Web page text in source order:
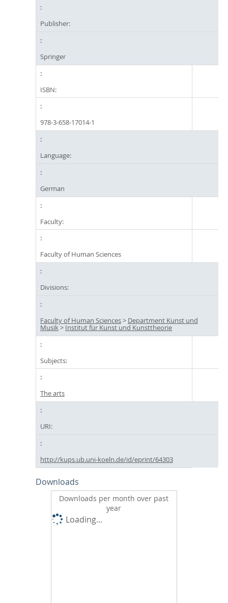
Publisher:
Springer
ISBN:
978-3-658-17014-1
Language:
German
Faculty:
Faculty of Human Sciences
Divisions:
Faculty of Human Sciences> Department Kunst und
Musik> Institut für Kunst und Kunsttheorie
Subjects:
The arts
URI:
http://kups.ub.uni-koeln.de/id/eprint/64303
Downloads
Downloads per month over past
year
Loading...